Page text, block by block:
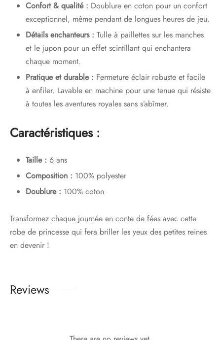
Confort & qualité : Doublure en coton pour un confort
exceptionnel, même pendant de longues heures de jeu.
Détails enchanteurs : Tulle à paillettes sur les manches
et le jupon pour un effet scintillant qui enchantera
chaque moment.
Pratique et durable : Fermeture éclair robuste et facile
à enfiler. Lavable en machine pour une tenue qui résiste
à toutes les aventures royales sans s’abîmer.
Caractéristiques :
Taille : 6 ans
Composition : 100% polyester
Doublure : 100% coton
Transformez chaque journée en conte de fées avec cette
robe de princesse qui fera briller les yeux des petites reines
en devenir !
Reviews